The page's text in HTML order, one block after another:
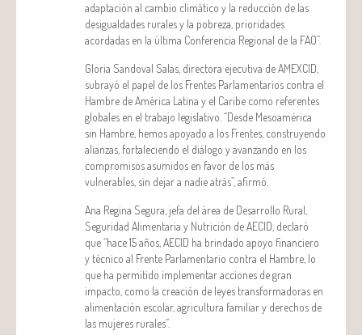
adaptación al cambio climático y la reducción de las
desigualdades rurales y la pobreza, prioridades
acordadas en la última Conferencia Regional de la FAO”.
Gloria Sandoval Salas, directora ejecutiva de AMEXCID,
subrayó el papel de los Frentes Parlamentarios contra el
Hambre de América Latina y el Caribe como referentes
globales en el trabajo legislativo. “Desde Mesoamérica
sin Hambre, hemos apoyado a los Frentes, construyendo
alianzas, fortaleciendo el diálogo y avanzando en los
compromisos asumidos en favor de los más
vulnerables, sin dejar a nadie atrás”, afirmó.
Ana Regina Segura, jefa del área de Desarrollo Rural,
Seguridad Alimentaria y Nutrición de AECID, declaró
que “hace 15 años, AECID ha brindado apoyo financiero
y técnico al Frente Parlamentario contra el Hambre, lo
que ha permitido implementar acciones de gran
impacto, como la creación de leyes transformadoras en
alimentación escolar, agricultura familiar y derechos de
las mujeres rurales”.